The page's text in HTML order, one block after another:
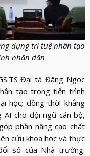
dụng trí tuệ nhân tạo
nhân dân
Đại tá Đặng Ngọc
tạo trong tiến trình
học; đồng thời khẳng
AI cho đội ngũ cán bộ,
phần nâng cao chất
cứu khoa học và thực
số của Nhà trường.